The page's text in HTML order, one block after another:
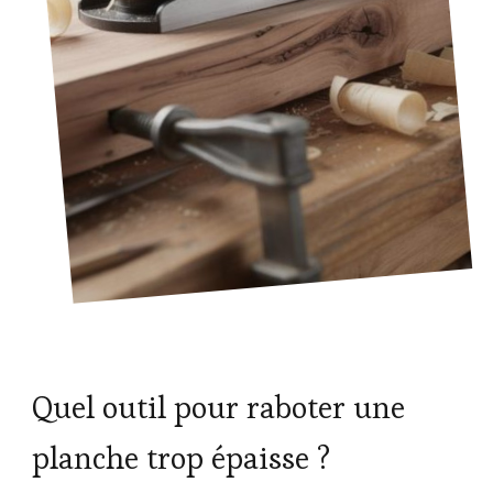
Quel outil pour raboter une
planche trop épaisse ?